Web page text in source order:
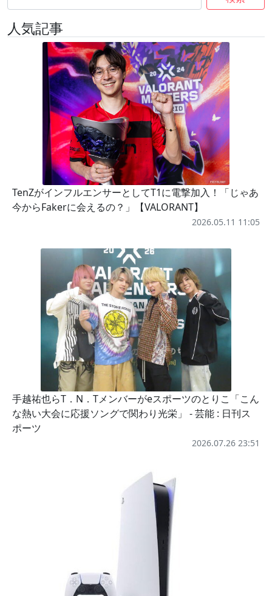
人気記事
TenZがインフルエンサーとしてT1に電撃加入！「じゃあ
今からFakerに会えるの？」【VALORANT】
2026.05.11 11:05
手越祐也らT．N．Tメンバーがeスポーツのとりこ「こん
な熱い大会に応援ソングで関わり光栄」 - 芸能 : 日刊ス
ポーツ
2026.07.26 23:51